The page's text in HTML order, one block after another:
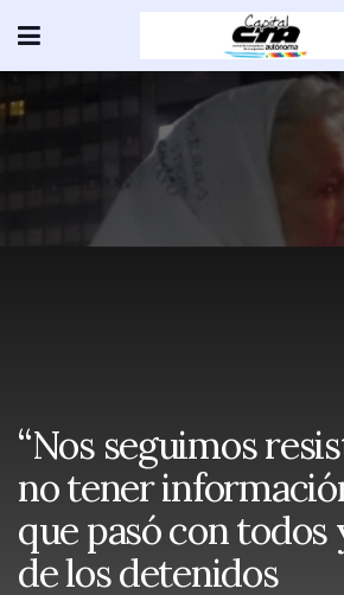
“Nos seguimos
no tener
que pasó con todos
de los detenidos